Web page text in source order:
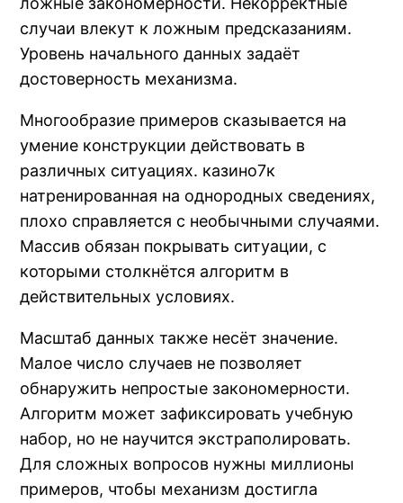
случаи влекут к ложным предсказаниям.
Уровень начального данных задаёт
достоверность механизма.
Многообразие примеров сказывается на
умение конструкции действовать в
различных ситуациях. казино7к
натренированная на однородных сведениях,
плохо справляется с необычными случаями.
Массив обязан покрывать ситуации, с
которыми столкнётся алгоритм в
действительных условиях.
Масштаб данных также несёт значение.
Малое число случаев не позволяет
обнаружить непростые закономерности.
Алгоритм может зафиксировать учебную
набор, но не научится экстраполировать.
Для сложных вопросов нужны миллионы
примеров, чтобы механизм достигла